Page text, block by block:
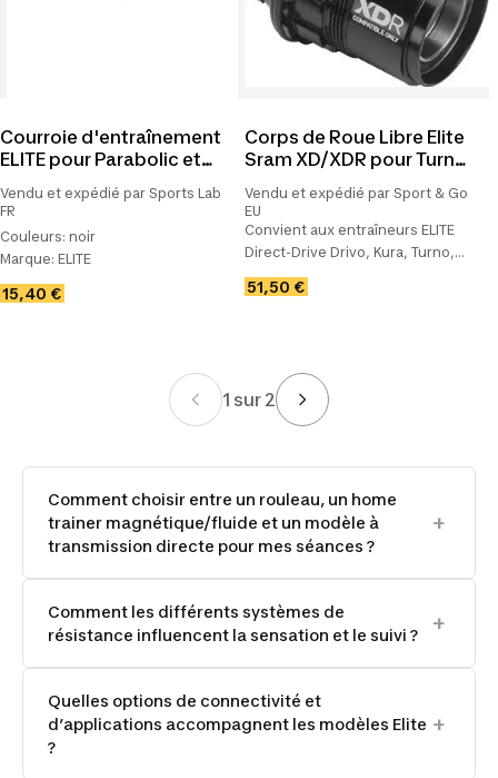
Courroie d'entraînement
ELITE pour Parabolic et
V‑Arion
Vendu et expédié par Sports Lab
FR
Couleurs: noir
Marque: ELITE
Taille:Sans taille
15,40 €
Corps de Roue Libre Elite
Sram XD/XDR pour Turno,
Drivo II, Direto X, Suito
Vendu et expédié par Sport & Go
EU
Convient aux entraîneurs ELITE
Direct-Drive Drivo, Kura, Turno,
Direto, Suito, Justo. Pour recevoir
les cassettes SRAM XD/XDR
51,50 €
1 sur 2
Comment choisir entre un rouleau, un home
trainer magnétique/fluide et un modèle à
transmission directe pour mes séances ?
Comment les différents systèmes de
résistance influencent la sensation et le suivi ?
Quelles options de connectivité et
d’applications accompagnent les modèles Elite
?